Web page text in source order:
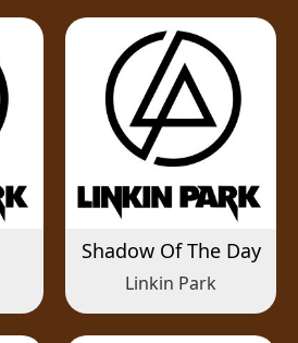
Shadow Of The Day
Linkin Park